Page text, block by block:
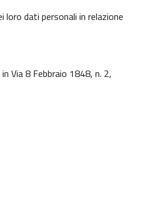
dati personali in relazione
Via 8 Febbraio 1848, n. 2,